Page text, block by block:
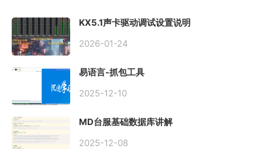
KX5.1声卡驱动调试设置说明
2026-01-24
易语言-抓包工具
2025-12-10
MD台服基础数据库讲解
2025-12-08